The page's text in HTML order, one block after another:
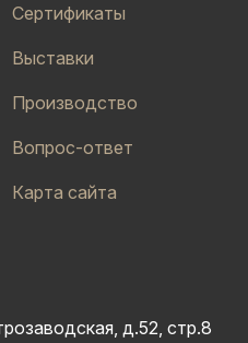
Сертификаты
Выставки
Производство
Вопрос-ответ
Карта сайта
д.52, стр.8